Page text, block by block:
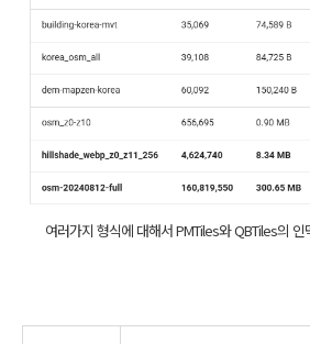
여러가지 형식에 대해서 PMTiles와 QBTiles의